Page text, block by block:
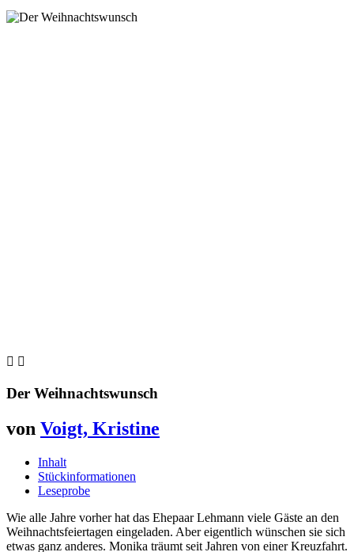
 
Der Weihnachtswunsch
von Voigt, Kristine
Inhalt
Stückinformationen
Leseprobe
Wie alle Jahre vorher hat das Ehepaar Lehmann viele Gäste an den
Weihnachtsfeiertagen eingeladen. Aber eigentlich wünschen sie sich
etwas ganz anderes. Monika träumt seit Jahren von einer Kreuzfahrt.